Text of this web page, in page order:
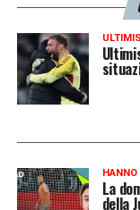
La
della